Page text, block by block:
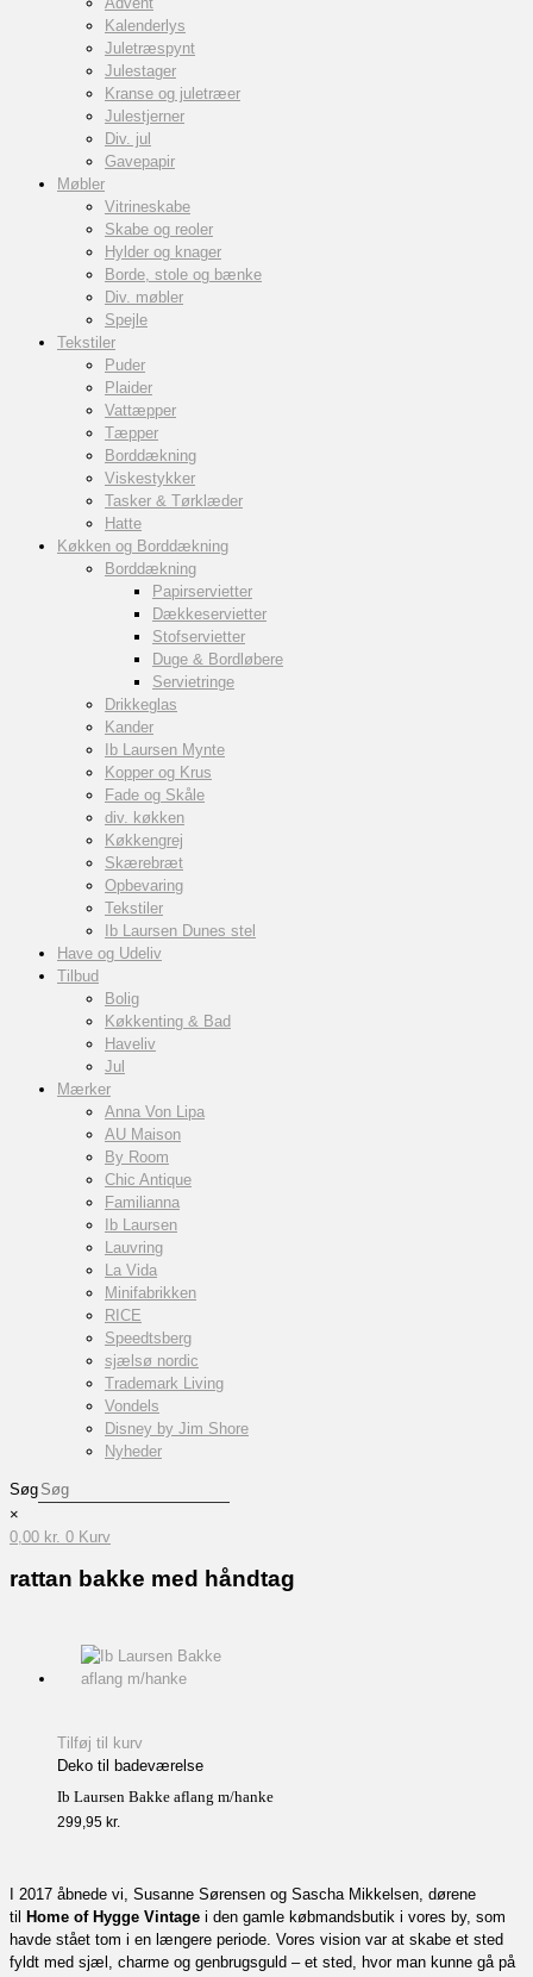
Kalenderlys
Juletræspynt
Julestager
Kranse og juletræer
Julestjerner
Div. jul
Gavepapir
Møbler
Vitrineskabe
Skabe og reoler
Hylder og knager
Borde, stole og bænke
Div. møbler
Spejle
Tekstiler
Puder
Plaider
Vattæpper
Tæpper
Borddækning
Viskestykker
Tasker & Tørklæder
Hatte
Køkken og Borddækning
Borddækning
Papirservietter
Dækkeservietter
Stofservietter
Duge & Bordløbere
Servietringe
Drikkeglas
Kander
Ib Laursen Mynte
Kopper og Krus
Fade og Skåle
div. køkken
Køkkengrej
Skærebræt
Opbevaring
Tekstiler
Ib Laursen Dunes stel
Have og Udeliv
Tilbud
Bolig
Køkkenting & Bad
Haveliv
Jul
Mærker
Anna Von Lipa
AU Maison
By Room
Chic Antique
Familianna
Ib Laursen
Lauvring
La Vida
Minifabrikken
RICE
Speedtsberg
sjælsø nordic
Trademark Living
Vondels
Disney by Jim Shore
Nyheder
Søg
×
0,00 kr. 0 Kurv
rattan bakke med håndtag
Tilføj til kurv
Deko til badeværelse
Ib Laursen Bakke aflang m/hanke
299,95 kr.
I 2017 åbnede vi, Susanne Sørensen og Sascha Mikkelsen, dørene
til
Home of Hygge Vintage i den gamle købmandsbutik i vores by, som
havde stået tom i en længere periode. Vores vision var at skabe et sted
fyldt med sjæl, charme og genbrugsguld – et sted, hvor man kunne gå på